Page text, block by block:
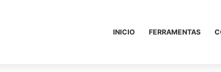
INICIO FERRAMENTAS